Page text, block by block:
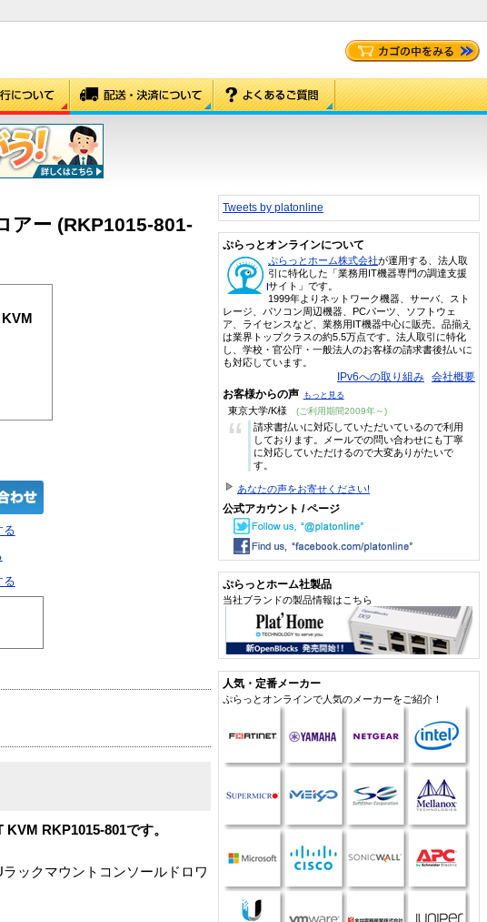
アー (RKP1015-801-
る
る
RKP1015-801です。
ックマウントコンソールドロワ
Tweets by platonline
ぷらっとオンラインについて
ぷらっとホーム株式会社が運用する、法人取
引に特化した「業務用IT機器専門の調達支援
サイト」です。
1999年よりネットワーク機器、サーバ、スト
レージ、パソコン周辺機器、PCパーツ、ソフトウェ
ア、ライセンスなど、業務用IT機器中心に販売。品揃え
は業界トップクラスの約5.5万点です。法人取引に特化
し、学校・官公庁・一般法人のお客様の請求書後払いに
も対応しています。
IPv6への取り組み 会社概要
お客様からの声 もっと見る
東京大学/K様 (ご利用期間2009年～)
“
請求書払いに対応していただいているので利用
しております。メールでの問い合わせにも丁寧
に対応していただけるので大変ありがたいで
す。
あなたの声をお寄せください!
公式アカウント / ページ
ぷらっとホーム社製品
当社ブランドの製品情報はこちら
人気・定番メーカー
ぷらっとオンラインで人気のメーカーをご紹介！